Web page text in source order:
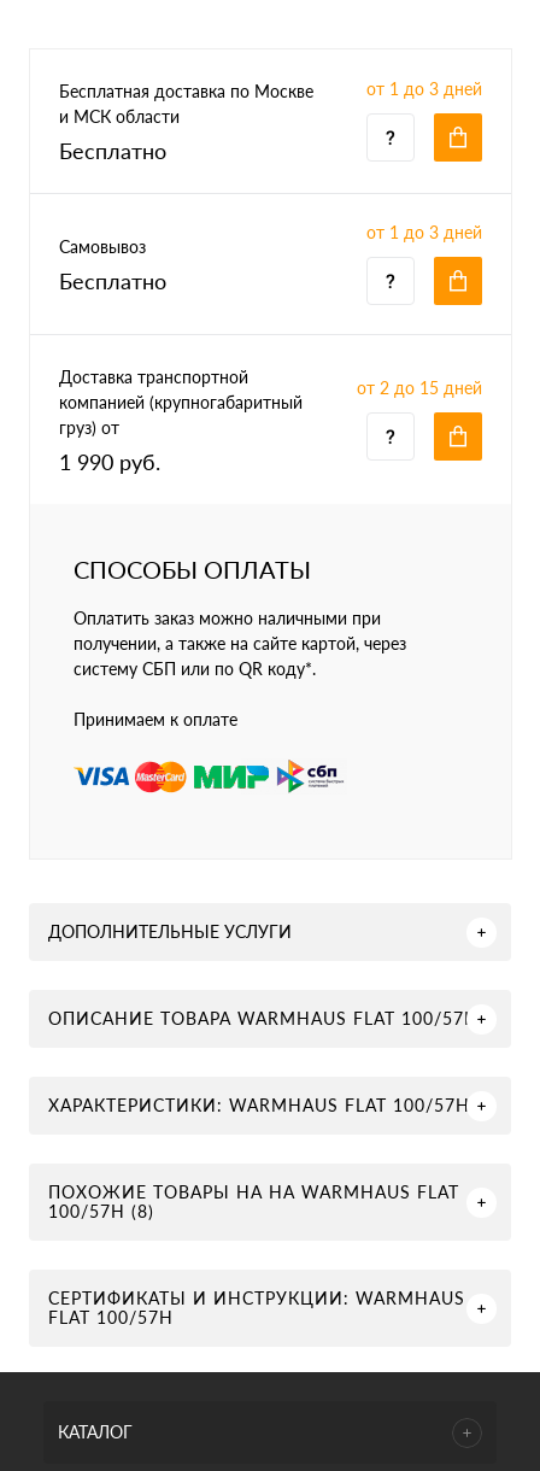
Бесплатная доставка по Москве
и МСК области
Бесплатно
от 1 до 3 дней
Самовывоз
Бесплатно
от 1 до 3 дней
Доставка транспортной
компанией (крупногабаритный
груз) от
1 990 руб.
от 2 до 15 дней
СПОСОБЫ ОПЛАТЫ
Оплатить заказ можно наличными при
получении, а также на сайте картой, через
систему СБП или по QR коду*.
Принимаем к оплате
ДОПОЛНИТЕЛЬНЫЕ УСЛУГИ
ОПИСАНИЕ ТОВАРА WARMHAUS FLAT 100/57H
ХАРАКТЕРИСТИКИ: WARMHAUS FLAT 100/57H
ПОХОЖИЕ ТОВАРЫ НА НА WARMHAUS FLAT
100/57H (8)
СЕРТИФИКАТЫ И ИНСТРУКЦИИ: WARMHAUS
FLAT 100/57H
КАТАЛОГ